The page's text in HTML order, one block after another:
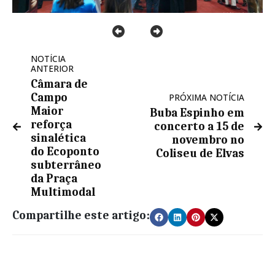
NOTÍCIA
ANTERIOR
Câmara de
Campo
Maior
reforça
sinalética
do Ecoponto
subterrâneo
da Praça
Multimodal
PRÓXIMA NOTÍCIA
Buba Espinho em
concerto a 15 de
novembro no
Coliseu de Elvas
Compartilhe este artigo: